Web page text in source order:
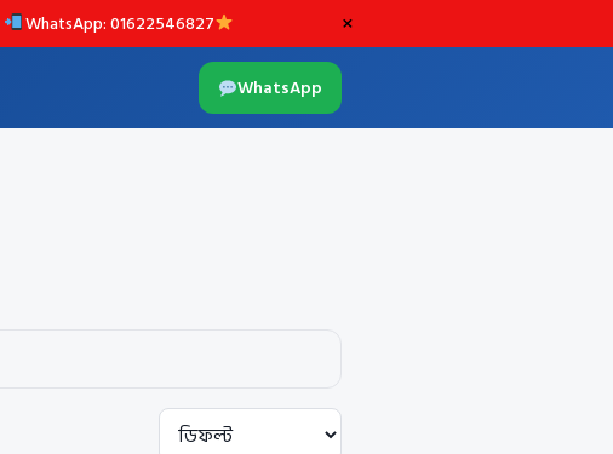
WhatsApp: 01622546827
×
WhatsApp